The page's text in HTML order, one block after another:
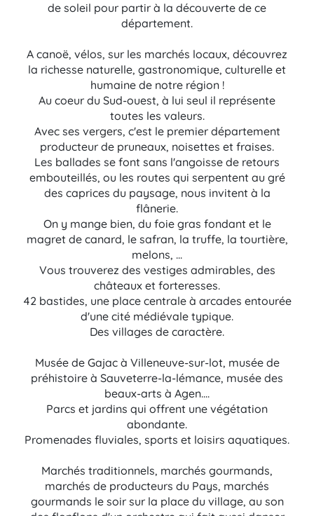
de soleil pour partir à la découverte de ce
département.
A canoë, vélos, sur les marchés locaux, découvrez
la richesse naturelle, gastronomique, culturelle et
humaine de notre région !
Au coeur du Sud-ouest, à lui seul il représente
toutes les valeurs.
Avec ses vergers, c'est le premier département
producteur de pruneaux, noisettes et fraises.
Les ballades se font sans l'angoisse de retours
embouteillés, ou les routes qui serpentent au gré
des caprices du paysage, nous invitent à la
flânerie.
On y mange bien, du foie gras fondant et le
magret de canard, le safran, la truffe, la tourtière,
melons, ...
Vous trouverez des vestiges admirables, des
châteaux et forteresses.
42 bastides, une place centrale à arcades entourée
d'une cité médiévale typique.
Des villages de caractère.
Musée de Gajac à Villeneuve-sur-lot, musée de
préhistoire à Sauveterre-la-lémance, musée des
beaux-arts à Agen....
Parcs et jardins qui offrent une végétation
abondante.
Promenades fluviales, sports et loisirs aquatiques.
Marchés traditionnels, marchés gourmands,
marchés de producteurs du Pays, marchés
gourmands le soir sur la place du village, au son